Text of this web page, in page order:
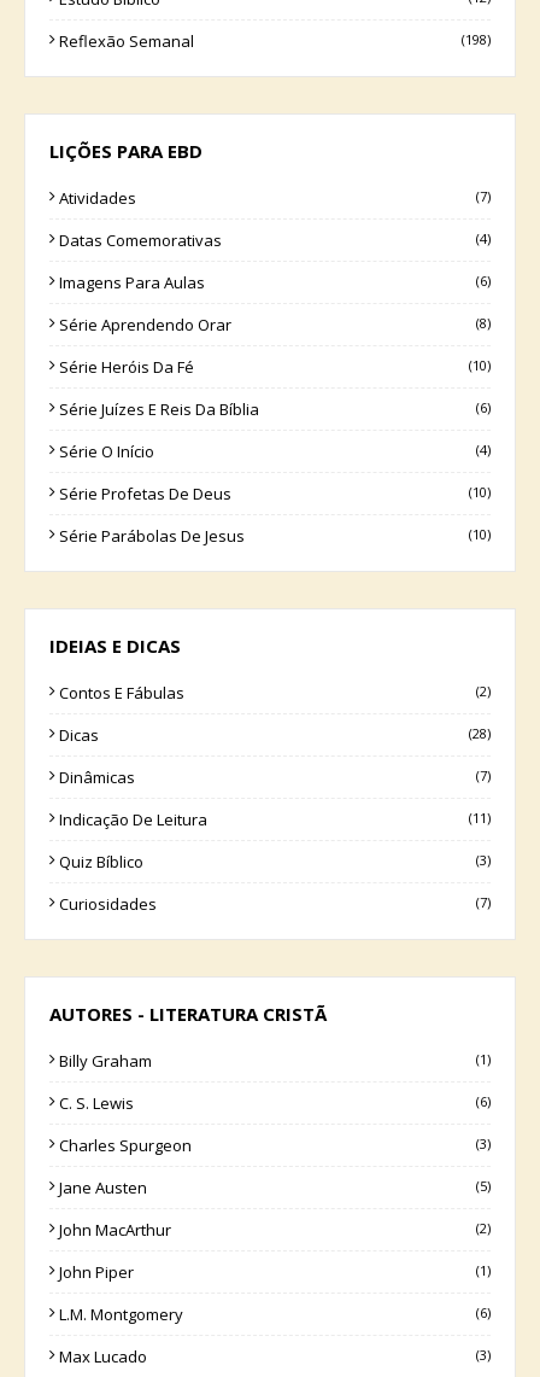
Reflexão Semanal (198)
LIÇÕES PARA EBD
Atividades (7)
Datas Comemorativas (4)
Imagens Para Aulas (6)
Série Aprendendo Orar (8)
Série Heróis Da Fé (10)
Série Juízes E Reis Da Bíblia (6)
Série O Início (4)
Série Profetas De Deus (10)
Série Parábolas De Jesus (10)
IDEIAS E DICAS
Contos E Fábulas (2)
Dicas (28)
Dinâmicas (7)
Indicação De Leitura (11)
Quiz Bíblico (3)
Curiosidades (7)
AUTORES - LITERATURA CRISTÃ
Billy Graham (1)
C. S. Lewis (6)
Charles Spurgeon (3)
Jane Austen (5)
John MacArthur (2)
John Piper (1)
L.M. Montgomery (6)
Max Lucado (3)